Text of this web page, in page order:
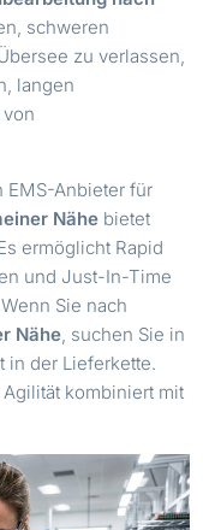
schweren
zu verlassen,
langen
EMS-Anbieter für
Nähe bietet
ermöglicht Rapid
und Just-In-Time
Sie nach
Nähe , suchen Sie in
in der Lieferkette.
kombiniert mit